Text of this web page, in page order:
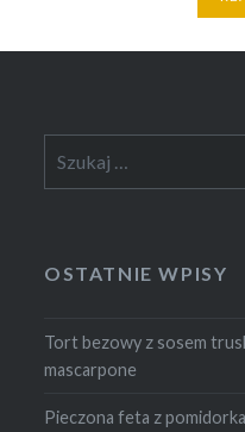
OSTATNIE WPISY
Tort bezowy z sosem
mascarpone
Pieczona feta z